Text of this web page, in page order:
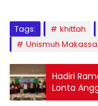
Tags: khittah
Unismuh
Hadiri
Lonta
Kepada